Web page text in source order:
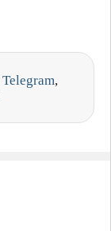
Telegram,